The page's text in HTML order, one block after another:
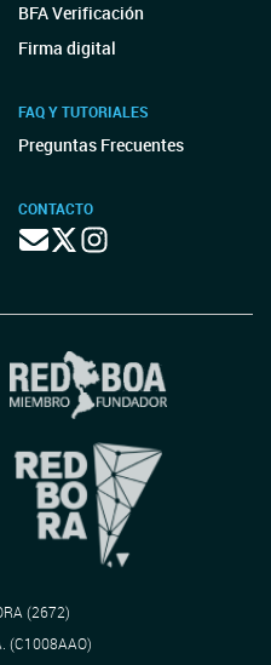
BFA Verificación
Firma digital
FAQ Y TUTORIALES
Preguntas Frecuentes
CONTACTO
(2672)
(C1008AAO)